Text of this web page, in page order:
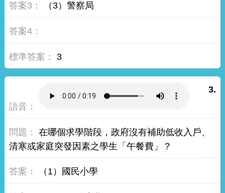
（3）警察局
3
3.
在哪個求學階段，政府沒有補助低收入戶、
清寒或家庭突發因素之學生「午餐費」？
（1）國民小學